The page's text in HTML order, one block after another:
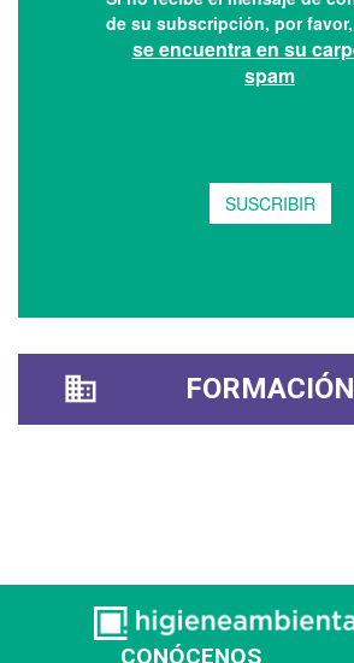
FORMACIÓN
CONÓCENOS